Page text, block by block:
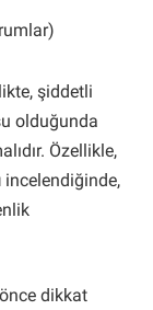
şiddetli
olduğunda
Özellikle,
incelendiğinde,
dikkat